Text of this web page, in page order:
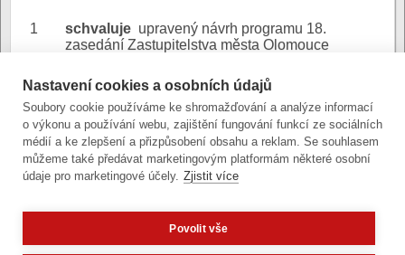
1 schvaluje upravený návrh programu 18.
zasedání Zastupitelstva města Olomouce
Důvodová
zpráva:
Návrh programu
ZMO - DZ
(stránkový dokument)
Nastavení cookies a osobních údajů
Soubory cookie používáme ke shromažďování a analýze informací
o výkonu a používání webu, zajištění fungování funkcí ze sociálních
médií a ke zlepšení a přizpůsobení obsahu a reklam. Se souhlasem
můžeme také předávat marketingovým platformám některé osobní
údaje pro marketingové účely. Zjistit více
Povolit vše